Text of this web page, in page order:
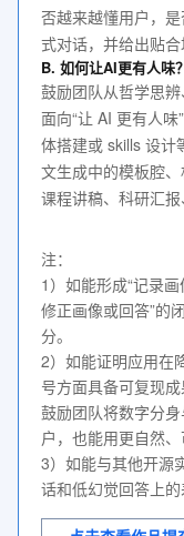
否越来越懂用户，
式对话，并给出贴合
B. 如何让AI更有人味？
鼓励团队从哲学思辨
面向“让 AI 更有人
体搭建或 skills 设计
文生成中的模板腔、
课程讲稿、科研汇报
注：
1）如能形成“记录
修正画像或回答”的
分。
2）如能证明应用在
号方面具备可复现成
鼓励团队将数字分
户，也能用更自然
3）如能与其他开源
话和低幻觉回答上的